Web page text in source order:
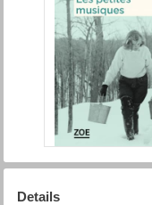
Details